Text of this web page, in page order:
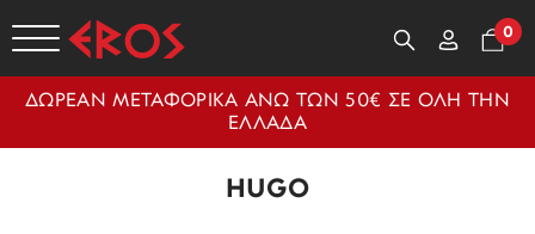
0
ΔΩΡΕΑΝ ΜΕΤΑΦΟΡΙΚΑ ΑΝΩ ΤΩΝ 50€ ΣΕ ΟΛΗ ΤΗΝ
ΕΛΛΑΔΑ
HUGO